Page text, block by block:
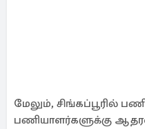
மேலும், சிங்கப்பூரில்
பணியாளர்களுக்கு